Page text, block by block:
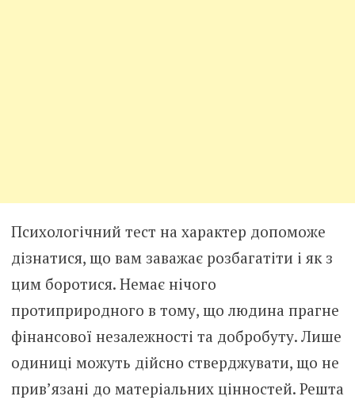
Психологічний тест на характер допоможе
дізнатися, що вам заважає розбагатіти і як з
цим боротися. Немає нічого
протиприродного в тому, що людина прагне
фінансової незалежності та добробуту. Лише
одиниці можуть дійсно стверджувати, що не
прив’язані до матеріальних цінностей. Решта